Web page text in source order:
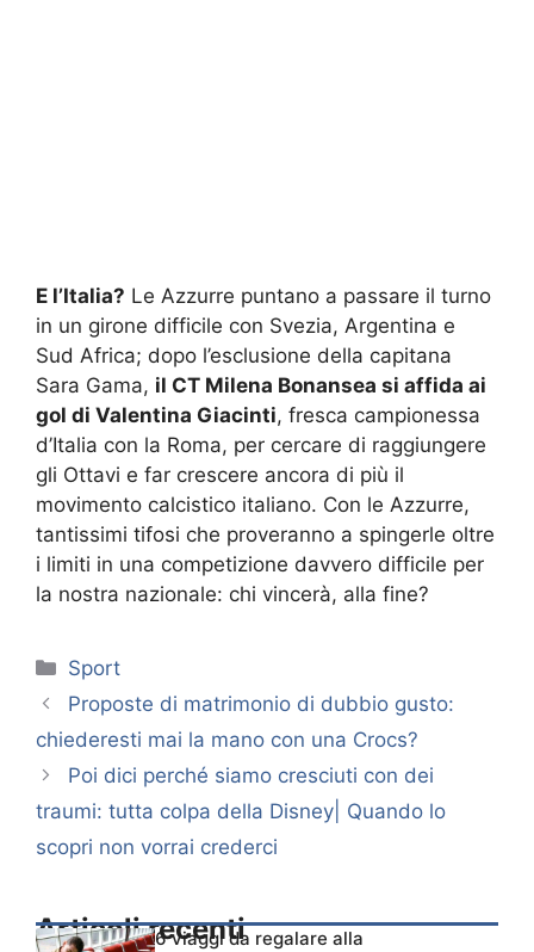
E l’Italia? Le Azzurre puntano a passare il turno
in un girone difficile con Svezia, Argentina e
Sud Africa; dopo l’esclusione della capitana
Sara Gama, il CT Milena Bonansea si affida ai
gol di Valentina Giacinti, fresca campionessa
d’Italia con la Roma, per cercare di raggiungere
gli Ottavi e far crescere ancora di più il
movimento calcistico italiano. Con le Azzurre,
tantissimi tifosi che proveranno a spingerle oltre
i limiti in una competizione davvero difficile per
la nostra nazionale: chi vincerà, alla fine?
Categorie
Sport
Proposte di matrimonio di dubbio gusto:
chiederesti mai la mano con una Crocs?
Poi dici perché siamo cresciuti con dei
traumi: tutta colpa della Disney| Quando lo
scopri non vorrai crederci
Articoli recenti6 viaggi da regalare alla